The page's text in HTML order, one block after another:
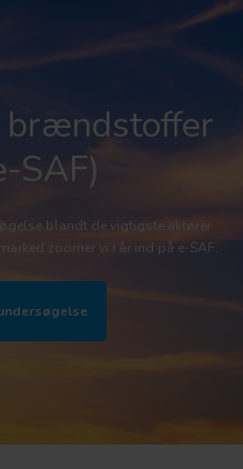
brændstoffer
SAF)
blandt de vigtigste aktører
zoomer vi i år ind på e-SAF.